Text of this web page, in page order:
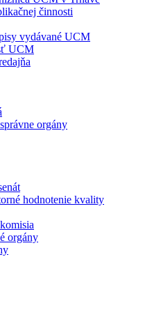
činnosti
vydávané UCM
UCM
orgány
hodnotenie kvality
orgány